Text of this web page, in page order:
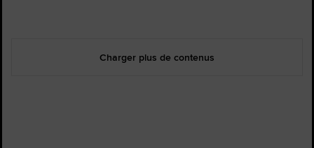
Charger plus de contenus